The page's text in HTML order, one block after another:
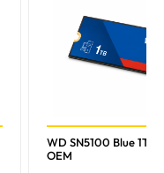
WD SN5100 Blue 1To
OEM